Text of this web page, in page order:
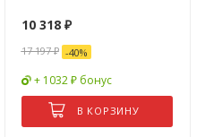
10 318₽
17 197₽ -40%
+ 1032 ₽ бонус
В КОРЗИНУ